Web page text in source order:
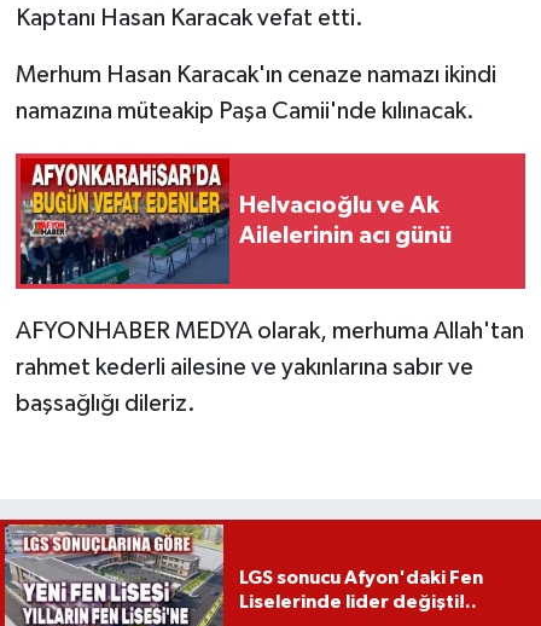
Kaptanı Hasan Karacak vefat etti.
Merhum Hasan Karacak'ın cenaze namazı ikindi
namazına müteakip Paşa Camii'nde kılınacak.
Helvacıoğlu ve Ak
Ailelerinin acı günü
AFYONHABER MEDYA olarak, merhuma Allah'tan
rahmet kederli ailesine ve yakınlarına sabır ve
başsağlığı dileriz.
LGS sonucu Afyon'daki Fen
Liselerinde lider değişti!..